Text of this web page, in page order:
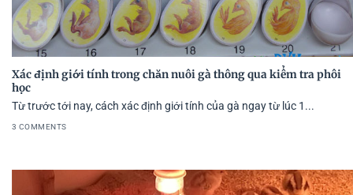
Xác định giới tính trong chăn nuôi gà thông qua kiểm tra phôi
học
Từ trước tới nay, cách xác định giới tính của gà ngay từ lúc 1...
3 COMMENTS